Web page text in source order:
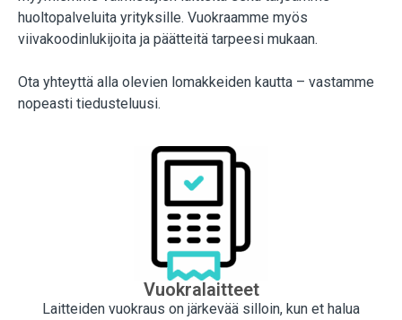
huoltopalveluita yrityksille. Vuokraamme myös
viivakoodinlukijoita ja päätteitä tarpeesi mukaan.
Ota yhteyttä alla olevien lomakkeiden kautta – vastamme
nopeasti tiedusteluusi.
Vuokralaitteet
Laitteiden vuokraus on järkevää silloin, kun et halua